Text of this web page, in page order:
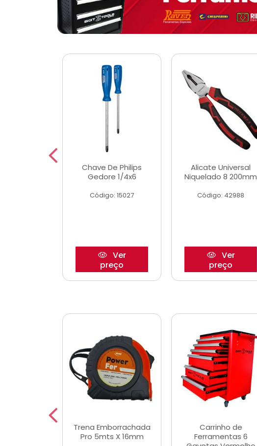
Chave De Philips
Gedore 1/4x6
Código: 15027
Ver
preço
Alicate Universal
Niquelado 8 200mm
Código: 42988
Ver
preço
Trena Emborrachada
Pro 5mts X 16mm
Carrinho de
Ferramentas 6